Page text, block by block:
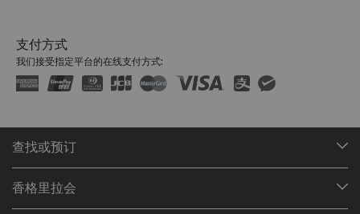
支付方式
我们接受指定平台的在线支付方式:
查找或预订
查找预订
香格里拉会